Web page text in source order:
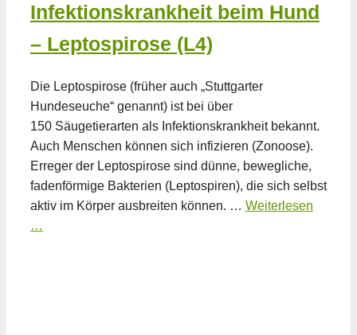
Infektionskrankheit beim Hund
– Leptospirose (L4)
Die Leptospirose (früher auch „Stuttgarter
Hundeseuche“ genannt) ist bei über
150 Säugetierarten als Infektionskrankheit bekannt.
Auch Menschen können sich infizieren (Zonoose).
Erreger der Leptospirose sind dünne, bewegliche,
fadenförmige Bakterien (Leptospiren), die sich selbst
aktiv im Körper ausbreiten können. … Weiterlesen
…